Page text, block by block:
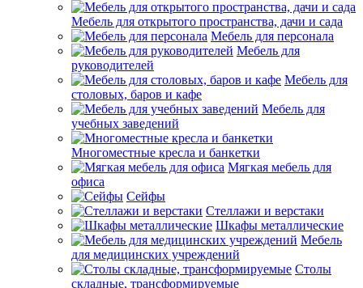
Мебель для открытого пространства, дачи и сада
Мебель для персонала
Мебель для
руководителей
Мебель для
столовых, баров и кафе
Мебель для
учебных заведений
Многоместные кресла и банкетки
Мягкая мебель для
офиса
Сейфы
Стеллажи и верстаки
Шкафы металлические
Мебель
для медицинских учреждений
Столы
складные, трансформируемые